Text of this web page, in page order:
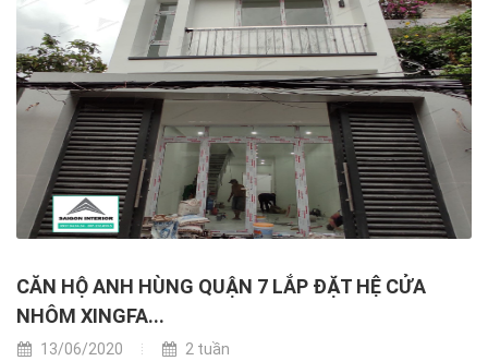
CĂN HỘ ANH HÙNG QUẬN 7 LẮP ĐẶT HỆ CỬA
NHÔM XINGFA...
13/06/2020 2 tuần